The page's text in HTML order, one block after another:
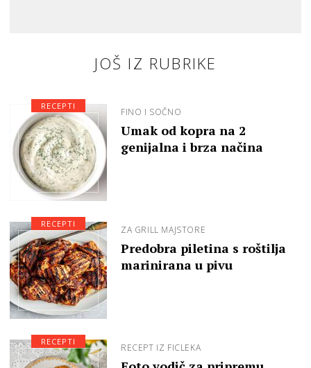
JOŠ IZ RUBRIKE
FINO I SOČNO
Umak od kopra na 2
genijalna i brza načina
RECEPTI
ZA GRILL MAJSTORE
Predobra piletina s roštilja
marinirana u pivu
RECEPTI
RECEPT IZ FICLEKA
RECEPTI